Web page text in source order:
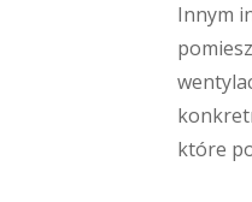
Innym
które